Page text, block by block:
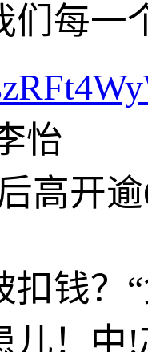
们每一
怡
高开
钱？
儿！中